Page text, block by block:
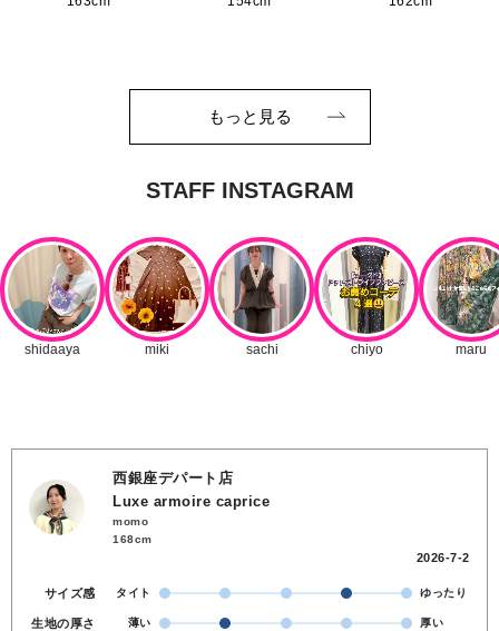
もっと見る
西銀座デパート店
Luxe armoire caprice
momo
168cm
2026-7-2
サイズ感 タイト ゆったり
生地の厚さ 薄い 厚い